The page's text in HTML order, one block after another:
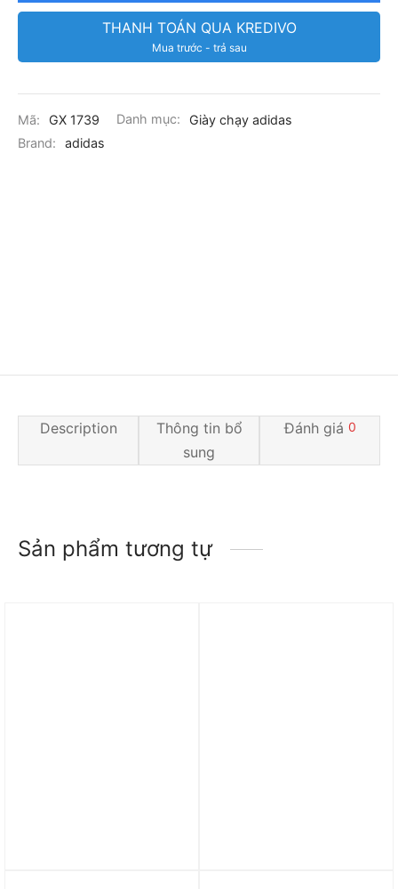
THANH TOÁN QUA KREDIVO
Mua trước - trả sau
Mã: GX 1739 Danh mục:
Giày chạy adidas
Brand:
adidas
Description
Thông tin bổ
sung
Đánh giá 0
Sản phẩm tương tự